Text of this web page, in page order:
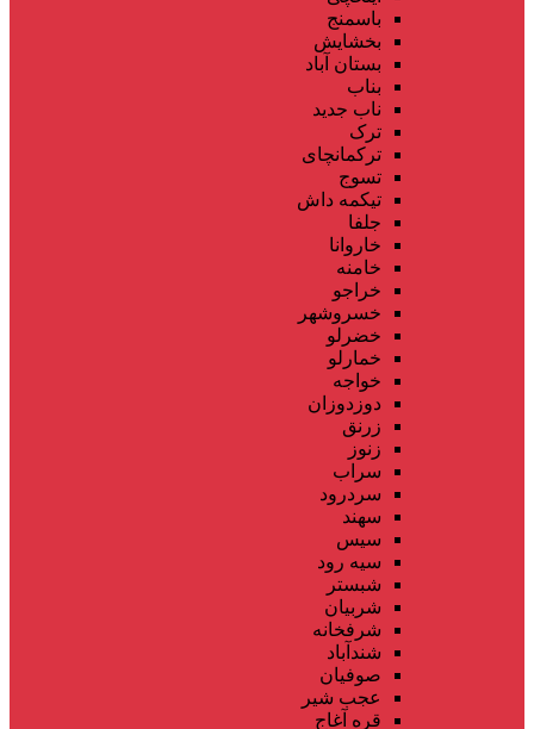
باسمنج
بخشایش
بستان آباد
بناب
ناب جدید
ترک
ترکمانچای
تسوج
تیکمه داش
جلفا
خاروانا
خامنه
خراجو
خسروشهر
خضرلو
خمارلو
خواجه
دوزدوزان
زرنق
زنوز
سراب
سردرود
سهند
سیس
سیه رود
شبستر
شربیان
شرفخانه
شندآباد
صوفیان
عجب شیر
قره آغاج